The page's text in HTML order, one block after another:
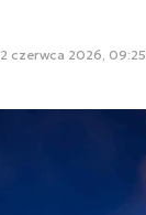
2 czerwca 2026, 09:25